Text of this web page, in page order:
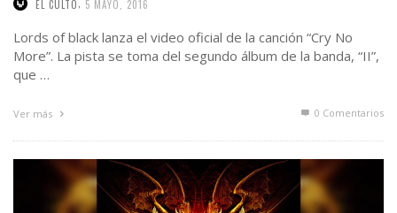
EL CULTO 5 MAYO, 2016
Lords of black lanza el video oficial de la canción “Cry No
More”. La pista se toma del segundo álbum de la banda, “II”,
que …
Ver más 0 Comentarios